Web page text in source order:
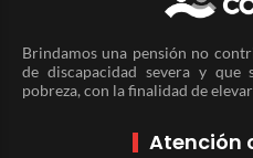
Brindamos una pensión no
de discapacidad severa y que
pobreza, con la finalidad de
Atención